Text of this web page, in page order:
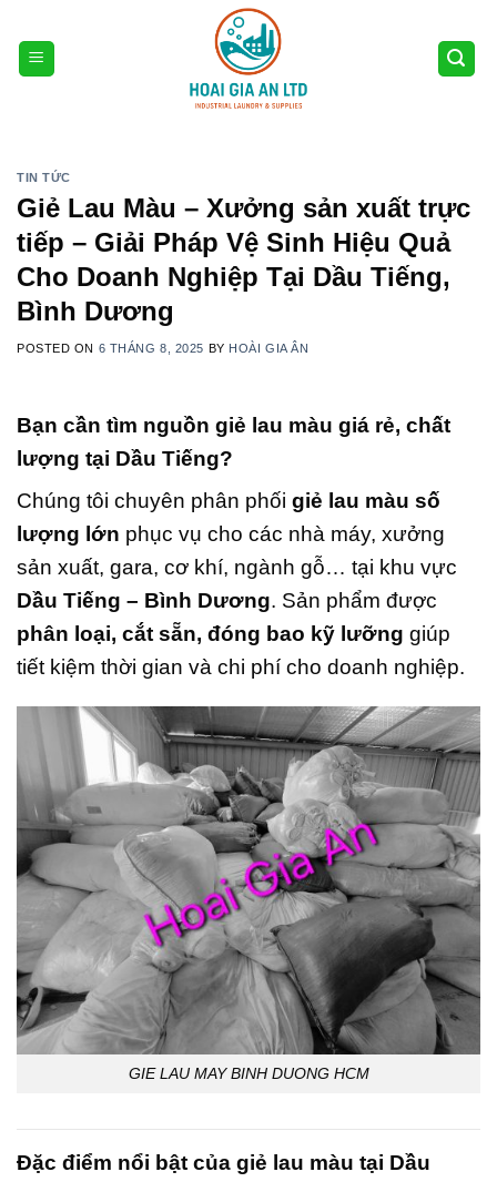
content
TIN TỨC
Giẻ Lau Màu – Xưởng sản xuất trực
tiếp – Giải Pháp Vệ Sinh Hiệu Quả
Cho Doanh Nghiệp Tại Dầu Tiếng,
Bình Dương
POSTED ON 6 THÁNG 8, 2025 BY HOÀI GIA ÂN
Bạn cần tìm nguồn giẻ lau màu giá rẻ, chất
lượng tại Dầu Tiếng?
Chúng tôi chuyên phân phối giẻ lau màu số
lượng lớn phục vụ cho các nhà máy, xưởng
sản xuất, gara, cơ khí, ngành gỗ… tại khu vực
Dầu Tiếng – Bình Dương. Sản phẩm được
phân loại, cắt sẵn, đóng bao kỹ lưỡng giúp
tiết kiệm thời gian và chi phí cho doanh nghiệp.
GIE LAU MAY BINH DUONG HCM
Đặc điểm nổi bật của giẻ lau màu tại Dầu